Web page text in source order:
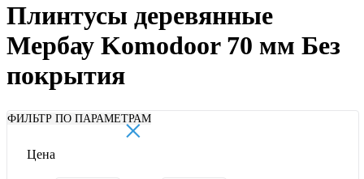
Плинтусы деревянные
Мербау Komodoor 70 мм Без
покрытия
ФИЛЬТР ПО ПАРАМЕТРАМ
×
Цена